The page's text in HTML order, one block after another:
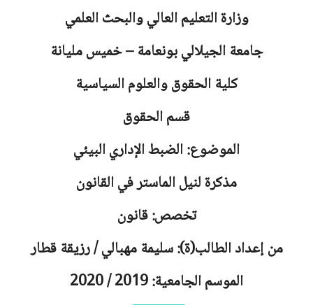
وزارة التعليم العالي والبحث العلمي
جامعةالجيلالي بونعامة – خميس مليانة
كلية الحقوق والعلوم السياسية
قسم الحقوق
الموضوع: الضبط الإداري البيئي
مذكرة لنيل الماستر في القانون
تخصص: قانون
من إعداد الطالب(ة): سليمة مهبالي / رزيقة قطار
الموسم الجامعية: 2019 / 2020